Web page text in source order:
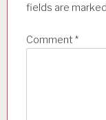
fields are marked
Comment *